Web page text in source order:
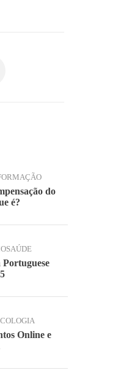
do
é?
Online e